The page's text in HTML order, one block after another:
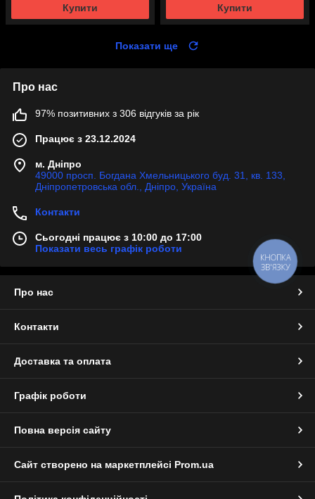
Купити Купити
Показати ще
Про нас
97% позитивних з 306 відгуків за рік
Працює з 23.12.2024
м. Дніпро
49000 просп. Богдана Хмельницького буд. 31, кв. 133,
Дніпропетровська обл., Дніпро, Україна
Контакти
Сьогодні працює з 10:00 до 17:00
Показати весь графік роботи
Про нас
Контакти
Доставка та оплата
Графік роботи
Повна версія сайту
Сайт створено на маркетплейсі Prom.ua
КНОПКА
ЗВ'ЯЗКУ